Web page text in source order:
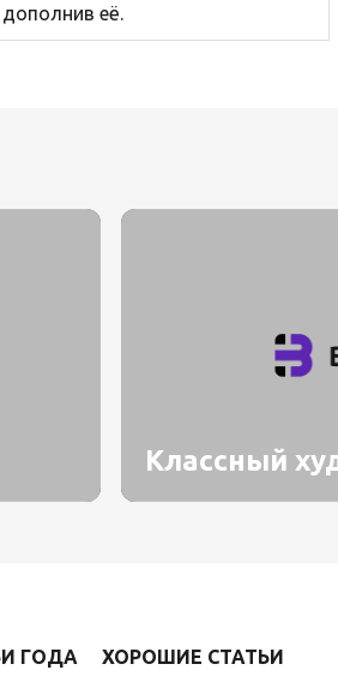
её.
Классный
ГОДА ХОРОШИЕ СТАТЬИ